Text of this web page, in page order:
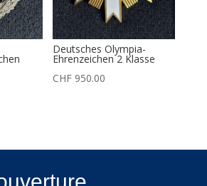
Deutsches Olympia-
Ehrenzeichen 2 Klasse
CHF 950.00